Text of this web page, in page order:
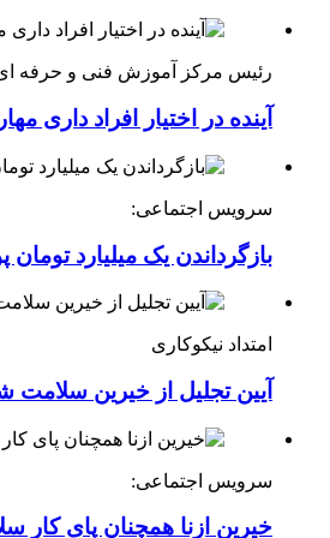
رئیس مرکز آموزش فنی و حرفه ای
آینده در اختیار افراد داری
سرویس اجتماعی:
بازگرداندن یک میلیارد
امتداد نیکوکاری
آیین تجلیل از خیرین سلامت
سرویس اجتماعی:
خیرین ازنا همچنان پای